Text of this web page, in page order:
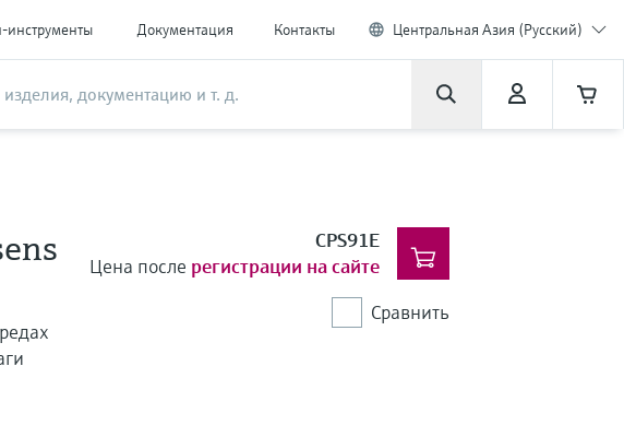
Документация Контакты Центральная Азия (Русский)
CPS91E
Цена после регистрации на сайте
Сравнить